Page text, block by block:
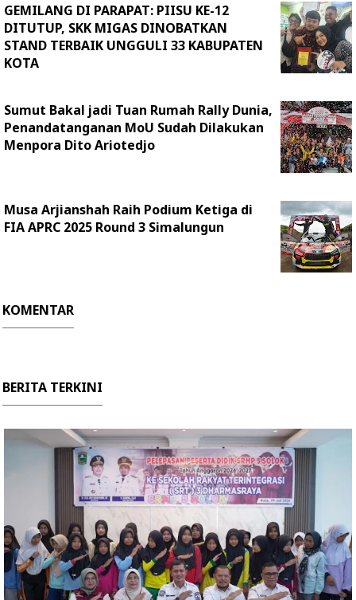
GEMILANG DI PARAPAT: PIISU KE-12
DITUTUP, SKK MIGAS DINOBATKAN
STAND TERBAIK UNGGULI 33 KABUPATEN
KOTA
Sumut Bakal jadi Tuan Rumah Rally Dunia,
Penandatanganan MoU Sudah Dilakukan
Menpora Dito Ariotedjo
Musa Arjianshah Raih Podium Ketiga di
FIA APRC 2025 Round 3 Simalungun
KOMENTAR
BERITA TERKINI